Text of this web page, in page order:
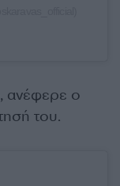
ανέφερε ο
του.